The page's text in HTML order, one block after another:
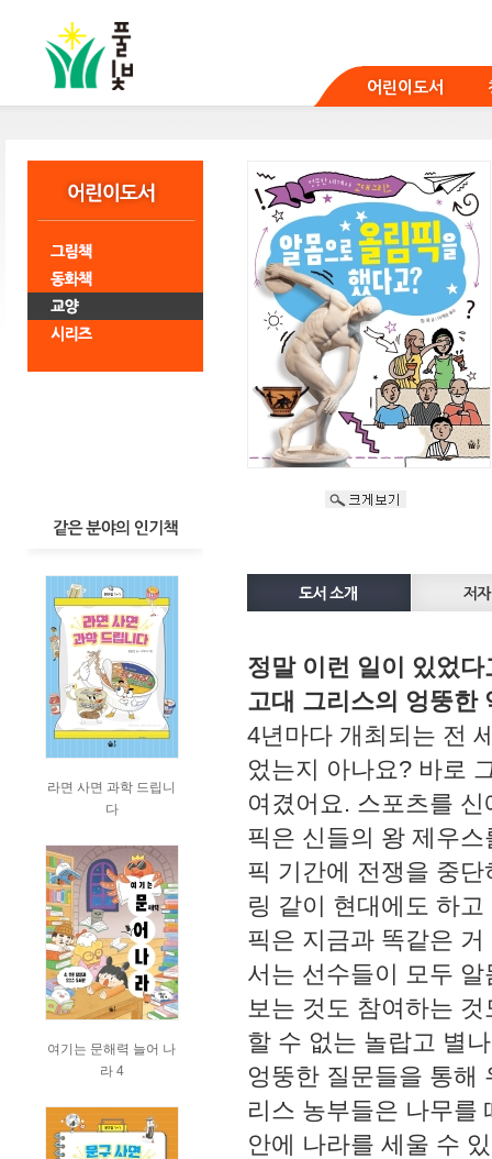
어린이도서
라면 사면 과학 드립니
다
여기는 문해력 늘어 나
라 4
정말 이런 일이 있었다
고대 그리스의 엉뚱한
4년마다 개최되는 전
었는지 아나요? 바로
여겼어요. 스포츠를
픽은 신들의 왕 제우
픽 기간에 전쟁을 중
링 같이 현대에도 하
픽은 지금과 똑같은
서는 선수들이 모두
보는 것도 참여하는
할 수 없는 놀랍고 별
엉뚱한 질문들을 통해
리스 농부들은 나무를
안에 나라를 세울 수